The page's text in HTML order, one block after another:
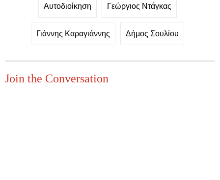
Αυτοδιοίκηση Γεώργιος Ντάγκας
Γιάννης Καραγιάννης Δήμος Σουλίου
Join the Conversation